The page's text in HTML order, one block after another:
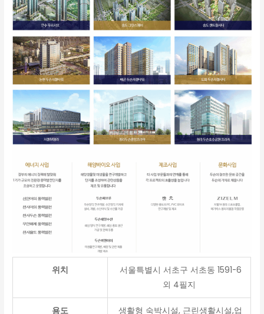
위치
서울특별시 서초구 서초동 1591-6
외 4필지
용도
생활형 숙박시설, 근린생활시설,업